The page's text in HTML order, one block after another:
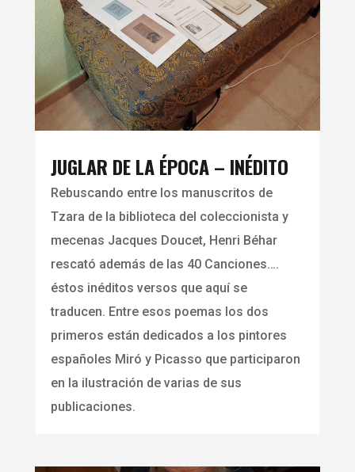
JUGLAR DE LA ÉPOCA – INÉDITO
Rebuscando entre los manuscritos de
Tzara de la biblioteca del coleccionista y
mecenas Jacques Doucet, Henri Béhar
rescató además de las 40 Canciones….
éstos inéditos versos que aquí se
traducen. Entre esos poemas los dos
primeros están dedicados a los pintores
españoles Miró y Picasso que participaron
en la ilustración de varias de sus
publicaciones.